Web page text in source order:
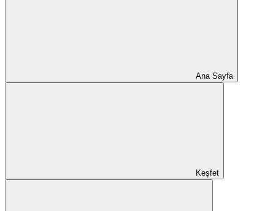
Ana Sayfa
Keşfet